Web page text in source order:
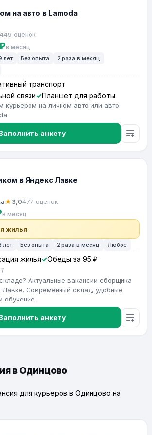
на авто в Lamoda
449 оценок
в месяц
лет Без опыта
2 раза в месяц
транспорт
связи
Планшет для работы
курьером на личном авто или авто
анкету
в Яндекс Лавке
★3,0477 оценок
в месяц
жилья
лет Без опыта 2 раза в месяц Любое
жилья
Обеды за 95 ₽
Актуальные вакансии сборщика
Лавке. Современный склад, удобные
обучение.
анкету
в Одинцово
для курьеров в Одинцово на